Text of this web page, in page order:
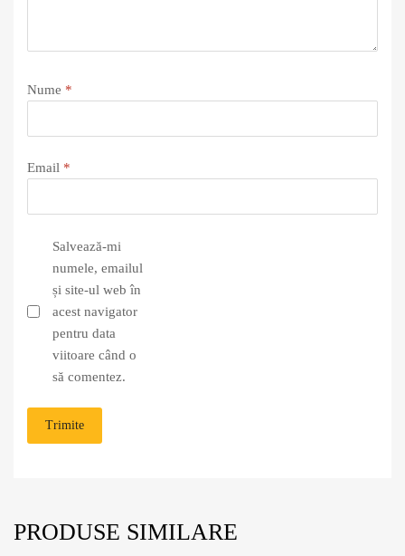
Nume *
Email *
Salvează-mi
numele, emailul
și site-ul web în
acest navigator
pentru data
viitoare când o
să comentez.
PRODUSE SIMILARE